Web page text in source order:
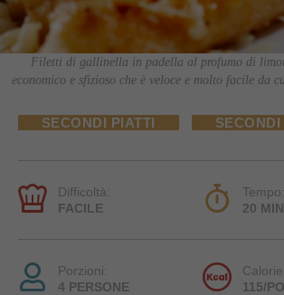
Filetti di gallinella in padella al profumo di
economico e sfizioso che è veloce e molto facile da
SECONDI PIATTI SECONDI
Difficoltà:
FACILE
Tempo:
20
Porzioni:
4 PERSONE
Calorie:
115/